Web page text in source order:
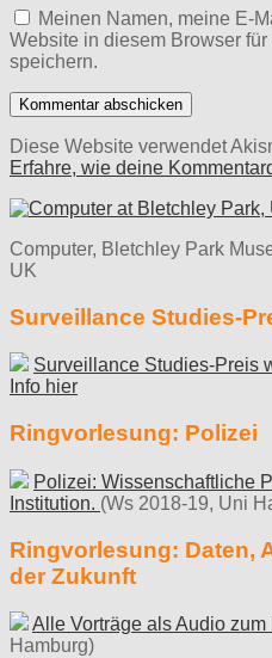
Meinen Namen, meine E-
Website in diesem Browser
speichern.
Diese Website verwendet
Erfahre, wie deine
Computer, Bletchley Park
UK
Surveillance Studies-
Surveillance Studies-Preis
Info hier
Ringvorlesung: Polizei
Polizei: Wissenschaftliche
Institution. (Ws 2018-19, Uni
Ringvorlesung: Daten,
der Zukunft
Alle Vorträge als Audio zum
Hamburg)